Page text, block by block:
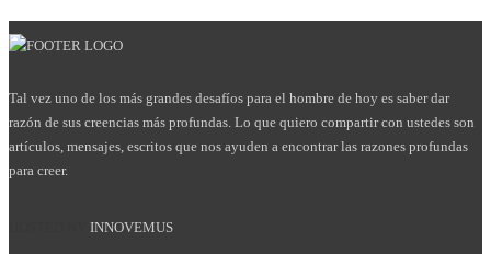
Tal vez uno de los más grandes desafíos para el hombre de hoy es saber dar
razón de sus creencias más profundas. Lo que quiero compartir con ustedes son
artículos, mensajes, escritos que nos ayuden a encontrar las razones profundas
para creer.
INNOVEMUS